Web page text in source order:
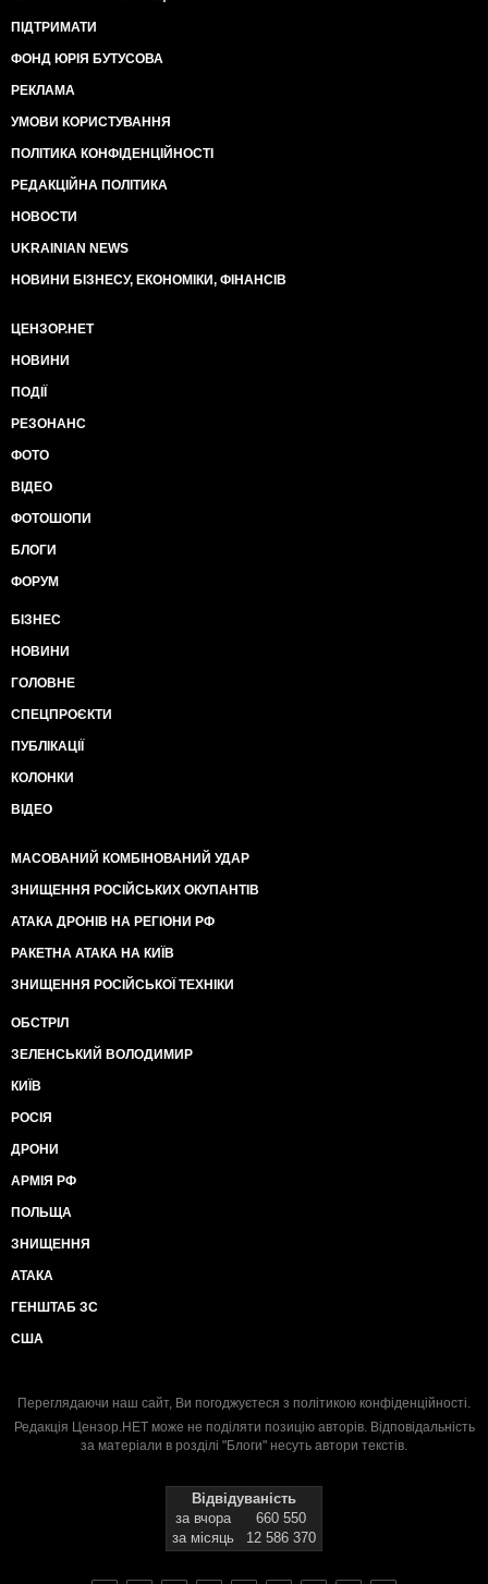
ПІДТРИМАТИ
ФОНД ЮРІЯ БУТУСОВА
РЕКЛАМА
УМОВИ КОРИСТУВАННЯ
ПОЛІТИКА КОНФІДЕНЦІЙНОСТІ
РЕДАКЦІЙНА ПОЛІТИКА
НОВОСТИ
UKRAINIAN NEWS
НОВИНИ БІЗНЕСУ, ЕКОНОМІКИ, ФІНАНСІВ
ЦЕНЗОР.НЕТ
НОВИНИ
ПОДІЇ
РЕЗОНАНС
ФОТО
ВІДЕО
ФОТОШОПИ
БЛОГИ
ФОРУМ
БІЗНЕС
НОВИНИ
ГОЛОВНЕ
СПЕЦПРОЄКТИ
ПУБЛІКАЦІЇ
КОЛОНКИ
ВІДЕО
МАСОВАНИЙ КОМБІНОВАНИЙ УДАР
ЗНИЩЕННЯ РОСІЙСЬКИХ ОКУПАНТІВ
АТАКА ДРОНІВ НА РЕГІОНИ РФ
РАКЕТНА АТАКА НА КИЇВ
ЗНИЩЕННЯ РОСІЙСЬКОЇ ТЕХНІКИ
ОБСТРІЛ
ЗЕЛЕНСЬКИЙ ВОЛОДИМИР
КИЇВ
РОСІЯ
ДРОНИ
АРМІЯ РФ
ПОЛЬЩА
ЗНИЩЕННЯ
АТАКА
ГЕНШТАБ ЗС
США
Переглядаючи наш сайт, Ви погоджуєтеся з політикою конфіденційності.
Редакція Цензор.НЕТ може не поділяти позицію авторів. Відповідальність
за матеріали в розділі "Блоги" несуть автори текстів.
Відвідуваність
за вчора
660 550
за місяць
12 586 370